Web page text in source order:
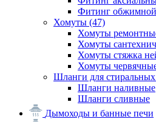
Фитинг обжимной
Хомуты (47)
Хомуты
Хомуты
Хомуты стяжка
Хомуты
Шланги для
Шланги наливные
Шланги сливные
Дымоходы и банные печи